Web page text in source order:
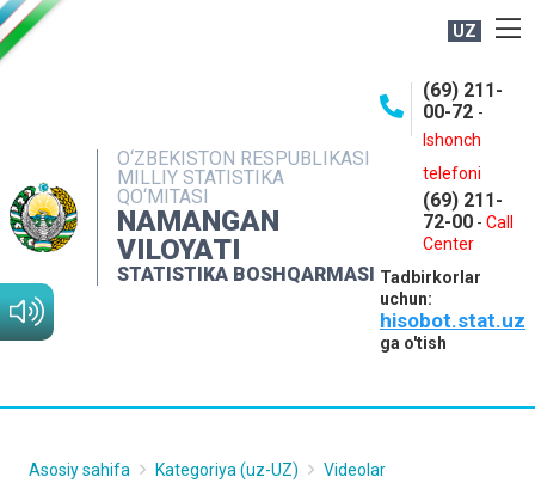
UZ
O‘ZBEKISTON RESPUBLIKASI
MILLIY STATISTIKA
QO‘MITASI
NAMANGAN
VILOYATI
STATISTIKA BOSHQARMASI
(69) 211-
00-72 -
Ishonch
telefoni
(69) 211-
72-00 - Call
Center
Tadbirkorlar
uchun:
hisobot.stat.uz
ga o'tish
NASHRLAR
INTERAKTIV XIZMATLAR
MATBUOT XIZMATI
MUROJAATLAR
Asosiy sahifa Kategoriya (uz-UZ) Videolar